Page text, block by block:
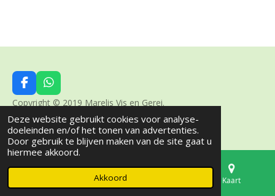
Deze website gebruikt cookies voor analyse-
doeleinden en/of het tonen van advertenties.
Door gebruik te blijven maken van de site gaat u
hiermee akkoord.
Akkoord
F
a
c
e
b
o
o
k
W
h
a
t
s
A
p
p
Copyright © 2019 Marelis Vis en Gerei.
Powered byJouwWeb
Telefoonnummer Kaart